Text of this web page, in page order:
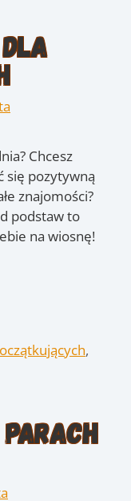
dla
Chcesz
się pozytywną
znajomości?
podstaw to
na wiosnę!
,
parach